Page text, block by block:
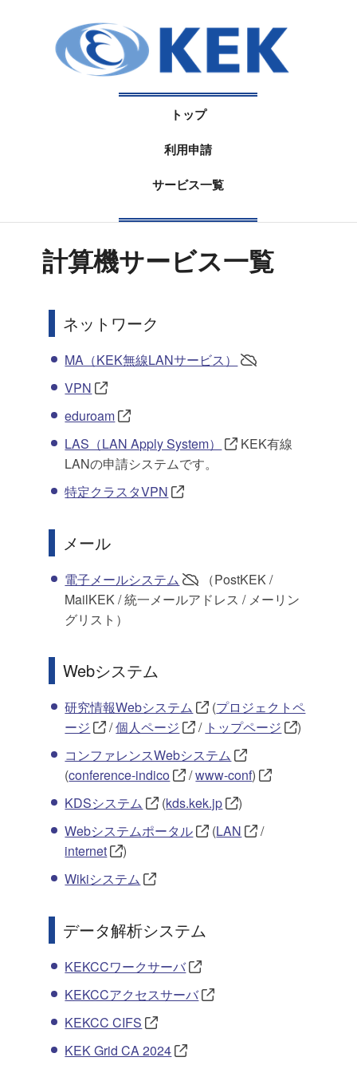
トップ
利用申請
サービス一覧
計算機サービス一覧
ネットワーク
MA（KEK無線LANサービス）
VPN
eduroam
LAS（LAN Apply System）
KEK有線
LANの申請システムです。
特定クラスタVPN
メール
電子メールシステム
（PostKEK /
MailKEK / 統一メールアドレス / メーリン
グリスト）
Webシステム
研究情報Webシステム (プロジェクトペ
ージ
/個人ページ / トップページ
)
コンファレンスWebシステム
(conference-indico /www-conf)
KDSシステム
(kds.kek.jp
)
Webシステムポータル
(LAN
/
internet
)
Wikiシステム
データ解析システム
KEKCCワークサーバ
KEKCCアクセスサーバ
KEKCC CIFS
KEK Grid CA 2024